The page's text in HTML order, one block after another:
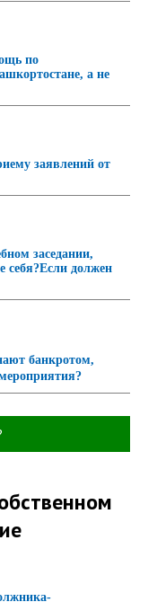
по
а не
заявлений от
заседании,
себя?Если должен
банкротом,